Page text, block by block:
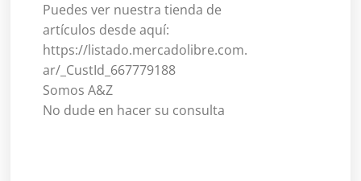
Puedes ver nuestra tienda de
artículos desde aquí:
https://listado.mercadolibre.com.
ar/_CustId_667779188
Somos A&Z
No dude en hacer su consulta